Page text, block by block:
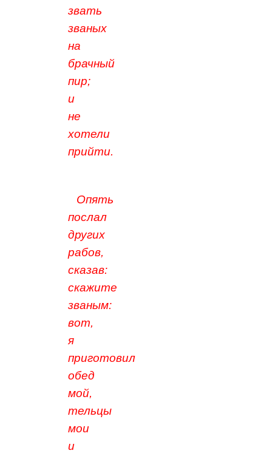
звать
званых
на
брачный
пир;
и
не
хотели
прийти.
Опять
послал
других
рабов,
сказав:
скажите
званым:
вот,
я
приготовил
обед
мой,
тельцы
мои
и